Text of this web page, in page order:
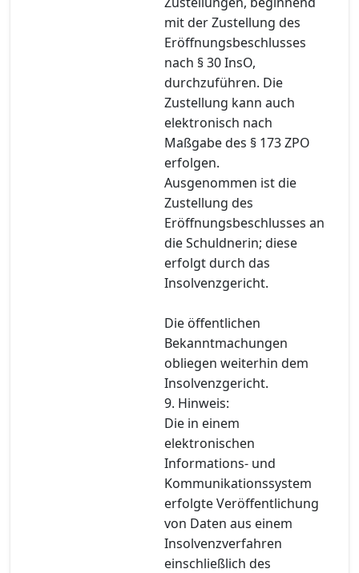
mit der Zustellung des
Eröffnungsbeschlusses
nach § 30 InsO,
durchzuführen. Die
Zustellung kann auch
elektronisch nach
Maßgabe des § 173 ZPO
erfolgen.
Ausgenommen ist die
Zustellung des
Eröffnungsbeschlusses an
die Schuldnerin; diese
erfolgt durch das
Insolvenzgericht.
Die öffentlichen
Bekanntmachungen
obliegen weiterhin dem
Insolvenzgericht.
9. Hinweis:
Die in einem
elektronischen
Informations- und
Kommunikationssystem
erfolgte Veröffentlichung
von Daten aus einem
Insolvenzverfahren
einschließlich des